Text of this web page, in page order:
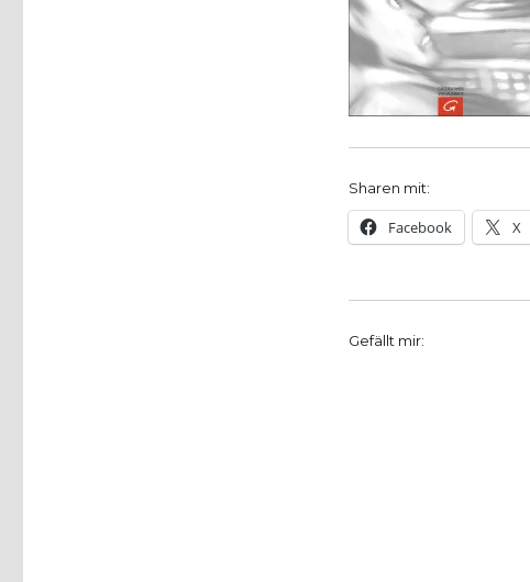
Sharen mit:
Facebook X
Gefällt mir: